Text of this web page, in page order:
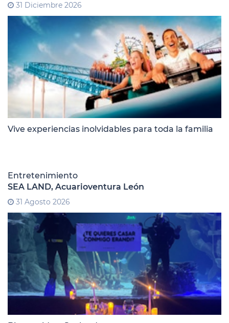
31 Diciembre 2026
Vive experiencias inolvidables para toda la familia
Entretenimiento
SEA LAND, Acuarioventura León
31 Agosto 2026